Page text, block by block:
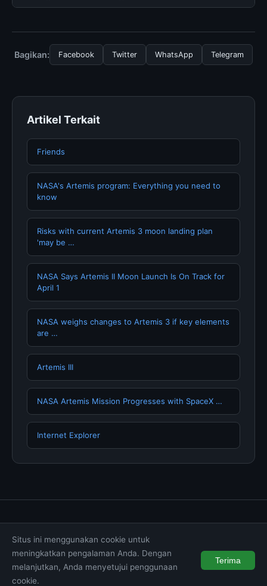
tersembunyi atau langganan yang diperlukan untuk
halaman resmi kami secara berkala. Kami selalu
memperbarui konten dengan informasi terkini dan
Bagikan: Facebook Twitter WhatsApp Telegram
Artikel Terkait
Friends
NASA's Artemis program: Everything you need to
know
Risks with current Artemis 3 moon landing plan
'may be …
NASA Says Artemis II Moon Launch Is On Track for
April 1
NASA weighs changes to Artemis 3 if key elements
are …
Artemis III
NASA Artemis Mission Progresses with SpaceX …
Internet Explorer
Syarat & Ketentuan
© 2026 wintechmobiles.com. All rights reserved.
Situs ini menggunakan cookie untuk
meningkatkan pengalaman Anda. Dengan
melanjutkan, Anda menyetujui penggunaan
cookie.
Terima